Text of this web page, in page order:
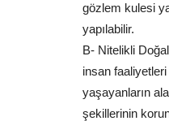
gözlem kulesi
yapılabilir.
B- Nitelikli
insan
yaşayanların
şekillerinin
60
Nine,